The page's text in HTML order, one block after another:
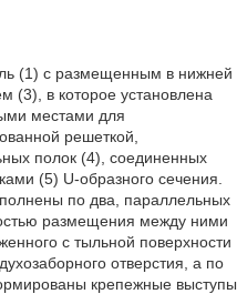
(1) с размещенным в нижней
(3), в которое установлена
местами для
решеткой,
полок (4), соединенных
(5) U-образного сечения.
по два, параллельных
размещения между ними
с тыльной поверхности
отверстия, а по
крепежные выступы